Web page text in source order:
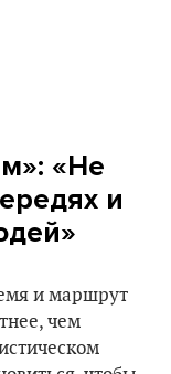
«Не
и
и маршрут
чем